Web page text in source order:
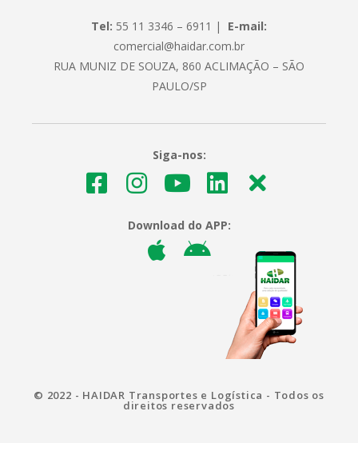
Tel: 55 11 3346 – 6911 | E-mail:
comercial@haidar.com.br
RUA MUNIZ DE SOUZA, 860 ACLIMAÇÃO – SÃO
PAULO/SP
Siga-nos:
Download do APP:
© 2022 - HAIDAR Transportes e Logística - Todos os
direitos reservados